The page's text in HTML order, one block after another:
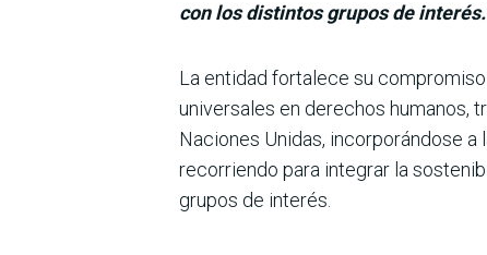
con los distintos grupos de interés.
La entidad fortalece su
universales en derechos humanos,
Naciones Unidas, incorporándose
recorriendo para integrar la
grupos de interés.